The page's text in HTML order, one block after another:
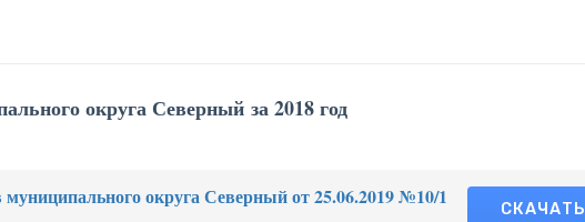
округа Северный за 2018 год
СКАЧАТЬ
округа Северный от 25.06.2019 №10/1